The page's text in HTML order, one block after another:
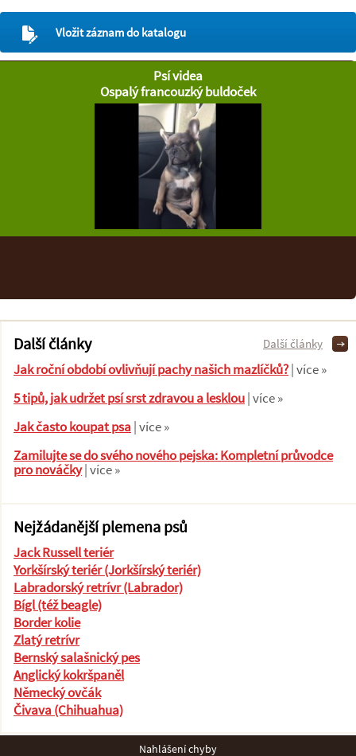
Vložit záznam do katalogu
Psí videa
Ospalý francouzký buldoček
Další články
Jak roční období ovlivňují pachy našich mazlíčků?| více »
5 tipů, jak udržet psí srst zdravou a lesklou| více »
Jak často koupat psa| více »
Zamilujte se do svého nového pejska: Kompletní průvodce
pro nováčky| více »
Další články
Nejžádanější plemena psů
Jack Russell teriér
Yorkšírský teriér (Jorkšírský teriér)
Labradorský retrívr (Labrador)
Bígl (též beagle)
Border kolie
Zlatý retrívr
Bernský salašnický pes
Anglický kokršpaněl
Německý ovčák
Čivava (Chihuahua)
Nahlášení chyby